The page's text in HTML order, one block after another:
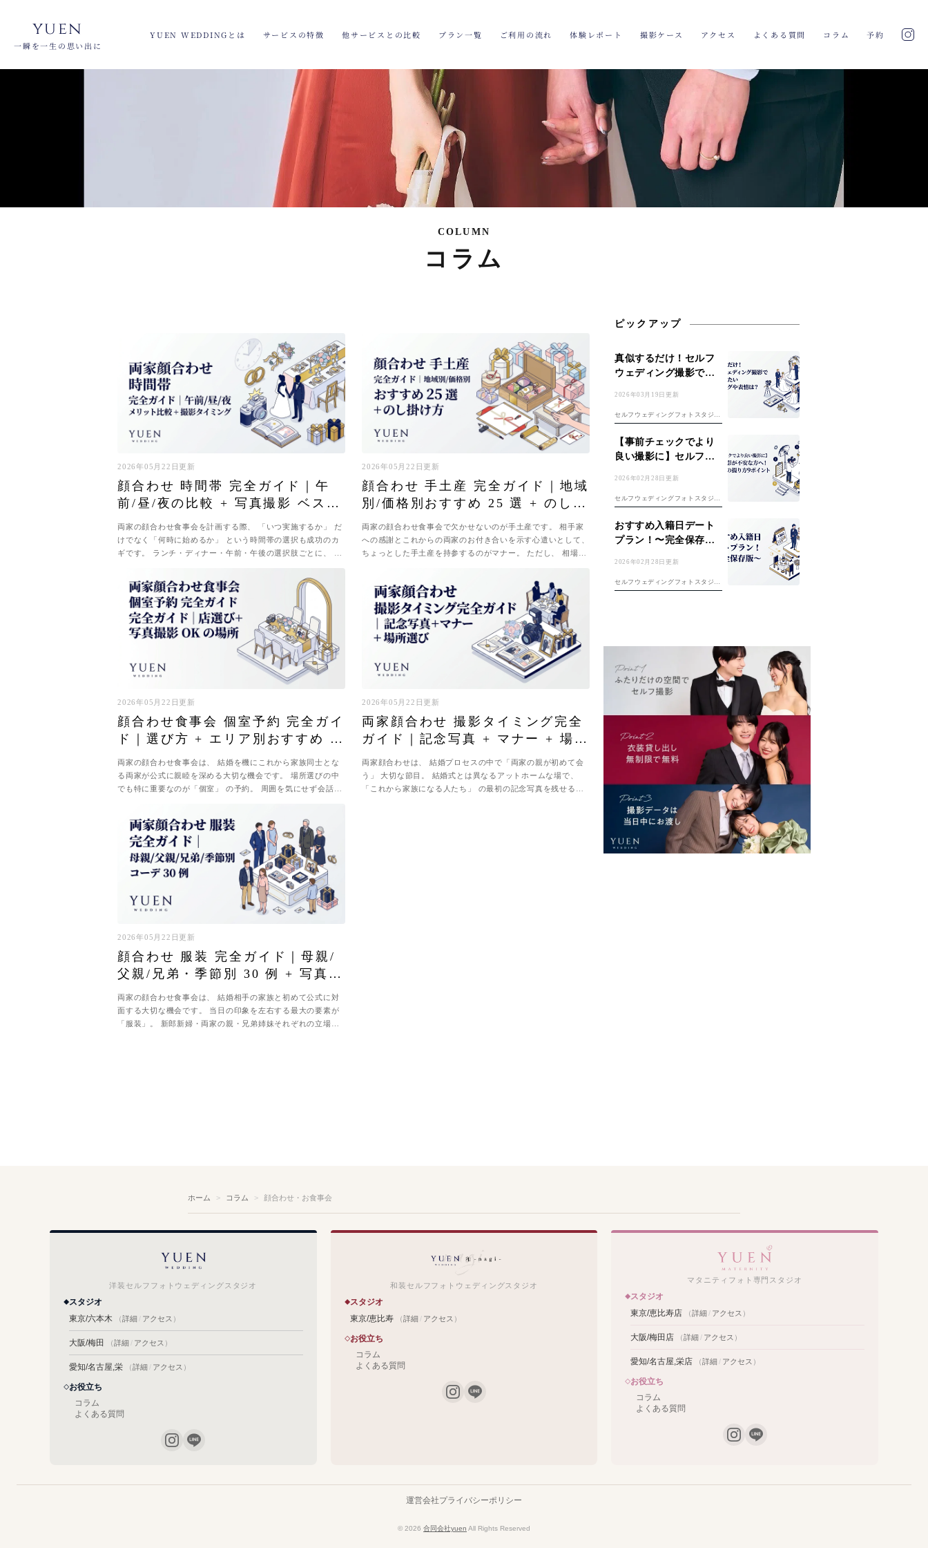
yuen
一瞬を一生の思い出に
YUEN WEDDINGとは サービスの特徴 他サービスとの比較 プラン一覧 ご利用の流れ 体験レポート 撮影ケース アクセス よくある質問 コラム 予約
COLUMN
コラム
2026年05月22日更新
顔合わせ 時間帯 完全ガイド｜午
前/昼/夜の比較 + 写真撮影 ベスト
タイミング
両家の顔合わせ食事会を計画する際、 「いつ実施するか」 だ
けでなく「何時に始めるか」 という時間帯の選択も成功のカ
ギです。 ランチ・ディナー・午前・午後の選択肢ごとに、 メ
2026年05月22日更新
顔合わせ 手土産 完全ガイド｜地域
別/価格別おすすめ 25 選 + のし掛
け方
両家の顔合わせ食事会で欠かせないのが手土産です。 相手家
への感謝とこれからの両家のお付き合いを示す心遣いとして、
ちょっとした手土産を持参するのがマナー。 ただし、 相場・
2026年05月22日更新
顔合わせ食事会 個室予約 完全ガイ
ド｜選び方 + エリア別おすすめ +
写真撮影 OK
両家の顔合わせ食事会は、 結婚を機にこれから家族同士とな
る両家が公式に親睦を深める大切な機会です。 場所選びの中
でも特に重要なのが「個室」 の予約。 周囲を気にせず会話に
2026年05月22日更新
両家顔合わせ 撮影タイミング完全
ガイド｜記念写真 + マナー + 場所
選び
両家顔合わせは、 結婚プロセスの中で「両家の親が初めて会
う」 大切な節目。 結婚式とは異なるアットホームな場で、
「これから家族になる人たち」 の最初の記念写真を残せる貴
2026年05月22日更新
顔合わせ 服装 完全ガイド｜母親/
父親/兄弟・季節別 30 例 + 写真映
えコーデ
両家の顔合わせ食事会は、 結婚相手の家族と初めて公式に対
面する大切な機会です。 当日の印象を左右する最大の要素が
「服装」。 新郎新婦・両家の親・兄弟姉妹それぞれの立場
ピックアップ
2026年03月19日更新
真似するだけ！セルフ
ウェディング撮影で参
セルフウェディングフォトスタジオ
「YUEN WEDDING」です。 初め
てのセルフフォト！準備は「セルフ
前撮り完全ガイド」、費用は「フォ
トウェディング費用ガイド」もチェ
2026年02月28日更新
【事前チェックでより
良い撮影に】セルフ撮
セルフウェディングフォトスタジオ
「YUEN WEDDING」です。セル
フ前撮りのコツは「セルフ前撮り完
全ガイド」もご覧ください。 セル
フ撮影は自分たちで思い通りの撮影
な...
2026年02月28日更新
おすすめ入籍日デート
プラン！〜完全保存
セルフウェディングフォトスタジオ
「yuen wedding」です。 「記念す
ホーム コラム 顔合わせ・お食事会
洋装セルフフォトウェディングスタジオ
スタジオ
東京/六本木
（詳細 / アクセス ）
大阪/梅田 （詳細 / アクセス ）
愛知/名古屋,栄 （詳細 / アクセス ）
お役立ち
コラム
よくある質問
和装セルフフォトウェディングスタジオ
スタジオ
東京/恵比寿
（詳細 / アクセス ）
お役立ち
コラム
よくある質問
マタニティフォト専門スタジオ
スタジオ
東京/恵比寿店
（詳細 / アクセス ）
大阪/梅田店 （詳細 / アクセス ）
愛知/名古屋,栄店 （詳細 / アクセス ）
お役立ち
コラム
よくある質問
運営会社プライバシーポリシー
© 2026 合同会社yuen All Rights Reserved